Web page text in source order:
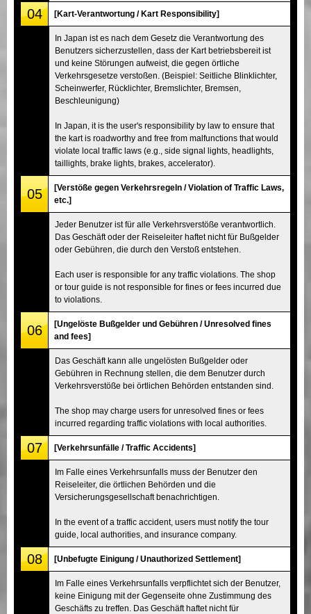
04 [Kart-Verantwortung / Kart Responsibility]
In Japan ist es nach dem Gesetz die Verantwortung des
Benutzers sicherzustellen, dass der Kart betriebsbereit ist
und keine Störungen aufweist, die gegen örtliche
Verkehrsgesetze verstoßen. (Beispiel: Seitliche Blinklichter,
Scheinwerfer, Rücklichter, Bremslichter, Bremsen,
Beschleunigung)
In Japan, it is the user's responsibility by law to ensure that
the kart is roadworthy and free from malfunctions that would
violate local traffic laws (e.g., side signal lights, headlights,
taillights, brake lights, brakes, accelerator).
05
[Verstöße gegen Verkehrsregeln / Violation of Traffic Laws,
etc.]
Jeder Benutzer ist für alle Verkehrsverstöße verantwortlich.
Das Geschäft oder der Reiseleiter haftet nicht für Bußgelder
oder Gebühren, die durch den Verstoß entstehen.
Each user is responsible for any traffic violations. The shop
or tour guide is not responsible for fines or fees incurred due
to violations.
06
[Ungelöste Bußgelder und Gebühren / Unresolved fines
and fees]
Das Geschäft kann alle ungelösten Bußgelder oder
Gebühren in Rechnung stellen, die dem Benutzer durch
Verkehrsverstöße bei örtlichen Behörden entstanden sind.
The shop may charge users for unresolved fines or fees
incurred regarding traffic violations with local authorities.
07 [Verkehrsunfälle / Traffic Accidents]
Im Falle eines Verkehrsunfalls muss der Benutzer den
Reiseleiter, die örtlichen Behörden und die
Versicherungsgesellschaft benachrichtigen.
In the event of a traffic accident, users must notify the tour
guide, local authorities, and insurance company.
08 [Unbefugte Einigung / Unauthorized Settlement]
Im Falle eines Verkehrsunfalls verpflichtet sich der Benutzer,
keine Einigung mit der Gegenseite ohne Zustimmung des
Geschäfts zu treffen. Das Geschäft haftet nicht für